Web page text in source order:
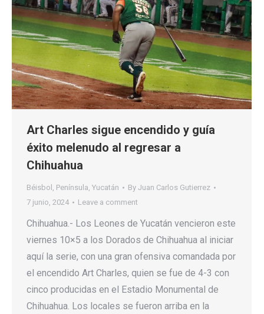
Art Charles sigue encendido y guía
éxito melenudo al regresar a
Chihuahua
Béisbol , Península, Yucatán By Juan Carlos Gutierrez
7 junio, 2024
Leave a comment
Chihuahua.- Los Leones de Yucatán vencieron este
viernes 10×5 a los Dorados de Chihuahua al iniciar
aquí la serie, con una gran ofensiva comandada por
el encendido Art Charles, quien se fue de 4-3 con
cinco producidas en el Estadio Monumental de
Chihuahua. Los locales se fueron arriba en la